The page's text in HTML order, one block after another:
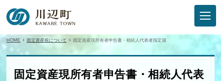
HOME 固定資産税について 固定資産現所有者申告書・相続人代表者指定届
固定資産現所有者申告書・相続人代表